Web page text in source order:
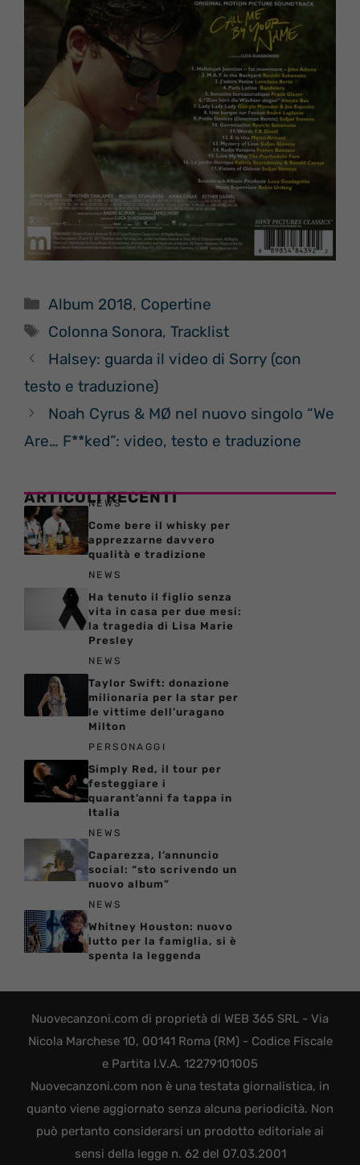
Categorie
Album 2018, Copertine
Tag
Colonna Sonora,Tracklist
Halsey: guarda il video di Sorry (con
testo e traduzione)
Noah Cyrus & MØ nel nuovo singolo “We
Are… F**ked”: video, testo e traduzione
ARTICOLI RECENTI
NEWS
Come bere il whisky per
apprezzarne davvero
qualità e tradizione
NEWS
Ha tenuto il figlio senza
vita in casa per due mesi:
la tragedia di Lisa Marie
Presley
NEWS
Taylor Swift: donazione
milionaria per la star per
le vittime dell’uragano
Milton
PERSONAGGI
Simply Red, il tour per
festeggiare i
quarant’anni fa tappa in
Italia
NEWS
Caparezza, l’annuncio
social: “sto scrivendo un
nuovo album”
NEWS
Whitney Houston: nuovo
lutto per la famiglia, si è
spenta la leggenda
Nuovecanzoni.com di proprietà di WEB 365 SRL - Via
Nicola Marchese 10, 00141 Roma (RM) - Codice Fiscale
e Partita I.V.A. 12279101005
Nuovecanzoni.com non è una testata giornalistica, in
quanto viene aggiornato senza alcuna periodicità. Non
può pertanto considerarsi un prodotto editoriale ai
sensi della legge n. 62 del 07.03.2001